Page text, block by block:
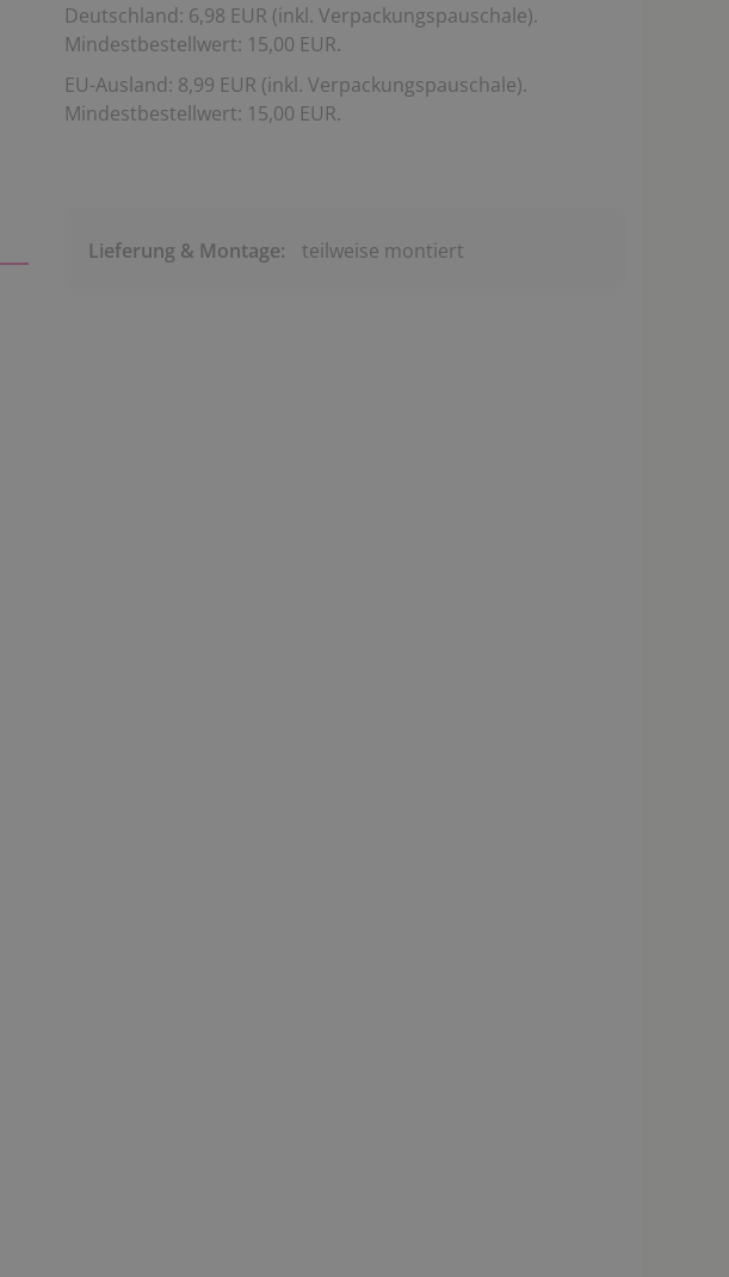
Deutschland: 6,98 EUR (inkl. Verpackungspauschale).
Mindestbestellwert: 15,00 EUR.
EU-Ausland: 8,99 EUR (inkl. Verpackungspauschale).
Mindestbestellwert: 15,00 EUR.
Lieferung & Montage: teilweise montiert